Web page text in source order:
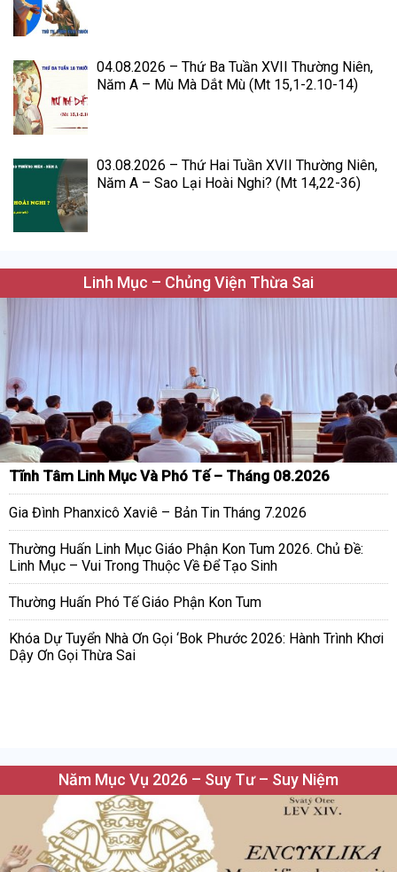
04.08.2026 – Thứ Ba Tuần XVII Thường Niên,
Năm A – Mù Mà Dắt Mù (Mt 15,1-2.10-14)
03.08.2026 – Thứ Hai Tuần XVII Thường Niên,
Năm A – Sao Lại Hoài Nghi? (Mt 14,22-36)
Linh Mục – Chủng Viện Thừa Sai
Tĩnh Tâm Linh Mục Và Phó Tế – Tháng 08.2026
Gia Đình Phanxicô Xaviê – Bản Tin Tháng 7.2026
Thường Huấn Linh Mục Giáo Phận Kon Tum 2026. Chủ Đề:
Linh Mục – Vui Trong Thuộc Về Để Tạo Sinh
Thường Huấn Phó Tế Giáo Phận Kon Tum
Khóa Dự Tuyển Nhà Ơn Gọi ‘Bok Phước 2026: Hành Trình Khơi
Dậy Ơn Gọi Thừa Sai
Năm Mục Vụ 2026 – Suy Tư – Suy Niệm